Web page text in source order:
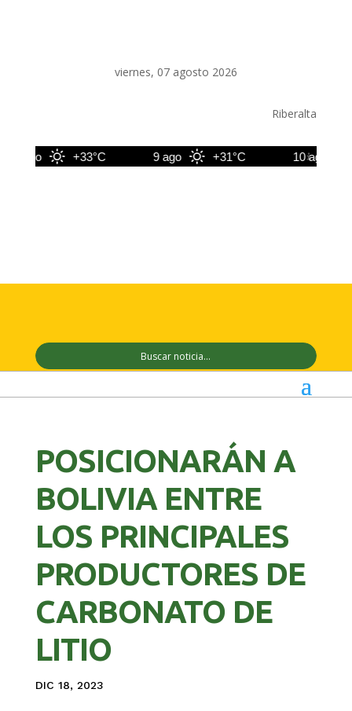
viernes, 07 agosto 2026
Riberalta
+33°C 9 ago +31°C 10 ago
POSICIONARÁN A
BOLIVIA ENTRE
LOS PRINCIPALES
PRODUCTORES DE
CARBONATO DE
LITIO
DIC 18, 2023